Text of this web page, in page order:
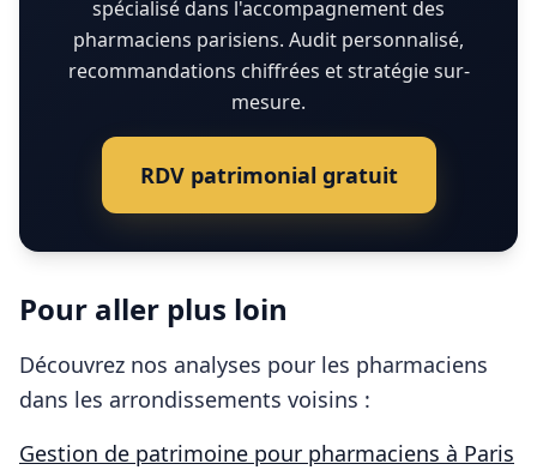
spécialisé dans l'accompagnement des
pharmaciens parisiens. Audit personnalisé,
recommandations chiffrées et stratégie sur-
mesure.
RDV patrimonial gratuit
Pour aller plus loin
Découvrez nos analyses pour les pharmaciens
dans les arrondissements voisins :
Gestion de patrimoine pour pharmaciens à Paris